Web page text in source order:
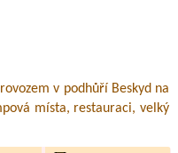
v podhůří Beskyd na
místa, restauraci, velký